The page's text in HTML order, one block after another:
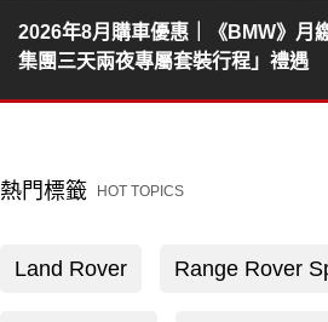
2026年8月購車優惠｜《BMW》月
集團三天兩夜專屬套裝行程」禮遇
熱門標籤 HOT TOPICS
Land Rover Range Rover